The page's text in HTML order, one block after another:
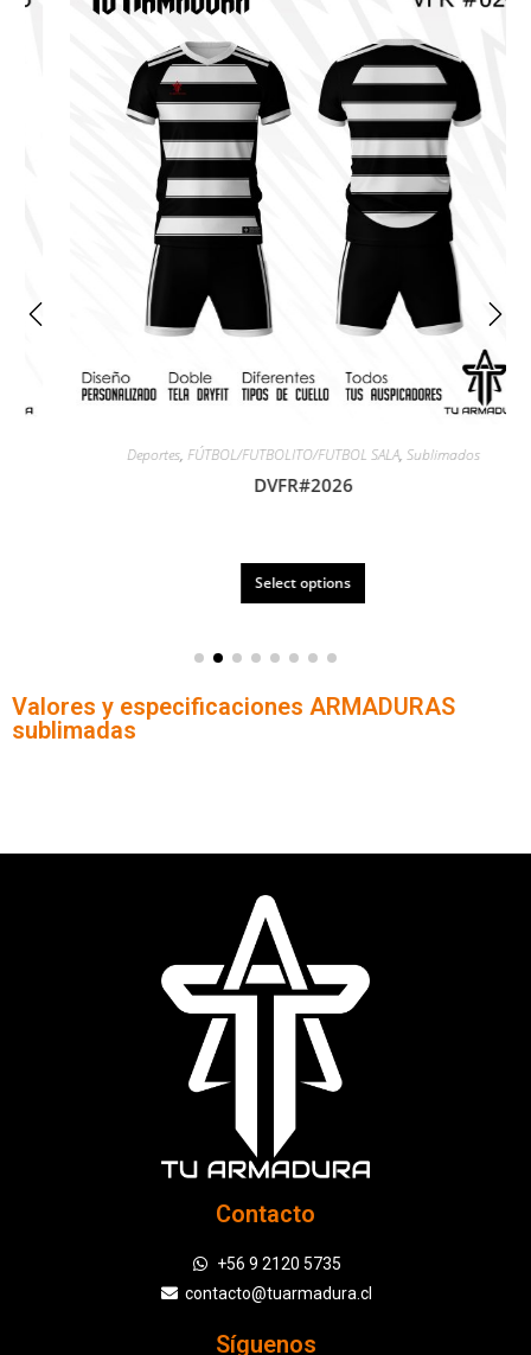
Deportes,FÚTBOL/FUTBOLITO/FUTBOL SALA,Sublimados
DVFR#2026
Select options
Valores y especificaciones ARMADURAS
sublimadas
Contacto
+56 9 2120 5735
contacto@tuarmadura.cl
Síguenos